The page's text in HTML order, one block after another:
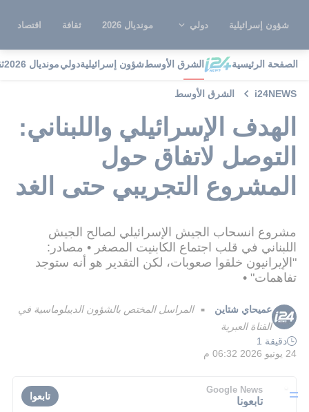
شؤون إسرائيلية دولي مونديال 2026 ثقافة اقتصاد
الصفحة الرئيسية الشرق الأوسطشؤون إسرائيليةدوليمونديال 2026
i24NEWS الشرق الأوسط
الهدف الإسرائيلي واللبناني:
التوصل لاتفاق حول
المشروع التجريبي حتى الغد
مشروع انسحاب الجيش الإسرائيلي لصالح الجيش
اللبناني في قلب اجتماع الكابنيت المصغر • مصادر:
"الإيرانيون خلقوا صعوبات، لكن التقدير هو أنه ستوجد
تفاهمات" •
عميحاي شتاين ■المراسل المختص بالشؤون الديبلوماسية في
القناة العبرية
دقيقة 1
24 يونيو 2026 06:32 م
Google News
تابعونا تابعوا